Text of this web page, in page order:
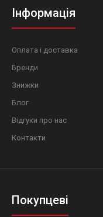
Інформація
Оплата і доставка
Бренди
Знижки
Блог
Відгуки про нас
Контакти
Покупцеві